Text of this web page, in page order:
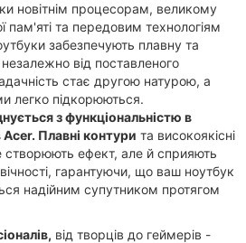
новітнім процесорам, великому
пам'яті та передовим технологіям
забезпечують плавну та
від поставленого
стає другою натурою, а
легко підкорюються.
з функціональністю в
Acer. Плавні контури та високоякісні
створюють ефект, але й сприяють
гарантуючи, що ваш ноутбук
надійним супутником протягом
від творців до геймерів -